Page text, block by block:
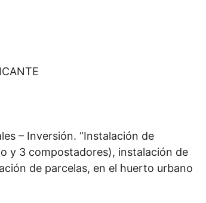
– Inversión. “Instalación de
y 3 compostadores), instalación de
de parcelas, en el huerto urbano